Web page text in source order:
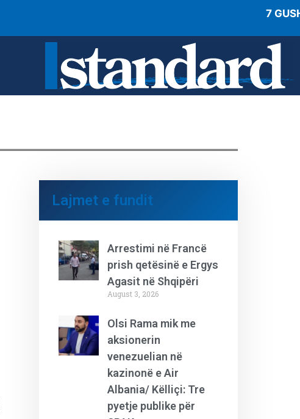
7
Lajmet e fundit
Arrestimi në Francë
prish qetësinë e Ergys
Agasit në Shqipëri
August 3, 2026
Olsi Rama mik me
aksionerin
venezuelian në
kazinonë e Air
Albania/ Këlliçi: Tre
pyetje publike për